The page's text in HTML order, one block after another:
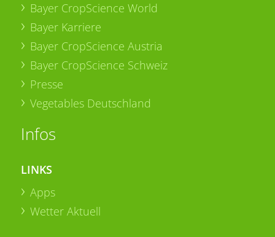
Bayer CropScience World
Bayer Karriere
Bayer CropScience Austria
Bayer CropScience Schweiz
Presse
Vegetables Deutschland
Infos
LINKS
Apps
Wetter Aktuell